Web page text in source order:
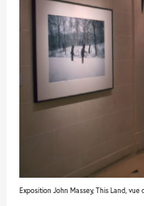
Exposition John Massey, This Land,